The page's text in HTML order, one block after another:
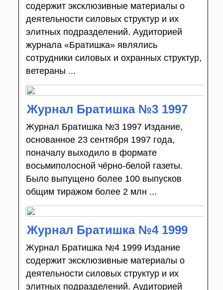
содержит эксклюзивные материалы о
деятельности силовых структур и их
элитных подразделений. Аудиторией
журнала «Братишка» являлись
сотрудники силовых и охранных структур,
ветераны ...
Журнал Братишка №3 1997
Журнал Братишка №3 1997 Издание,
основанное 23 сентября 1997 года,
поначалу выходило в формате
восьмиполосной чёрно-белой газеты.
Было выпущено более 100 выпусков
общим тиражом более 2 млн ...
Журнал Братишка №4 1999
Журнал Братишка №4 1999 Издание
содержит эксклюзивные материалы о
деятельности силовых структур и их
элитных подразделений. Аудиторией